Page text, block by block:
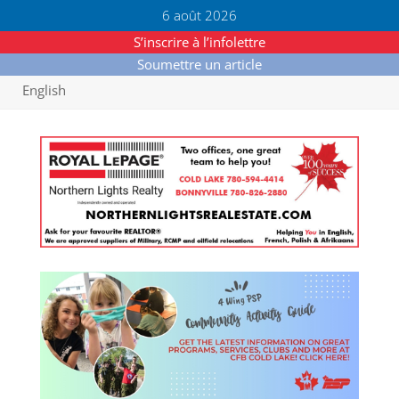
6 août 2026
S’inscrire à l’infolettre
Soumettre un article
English